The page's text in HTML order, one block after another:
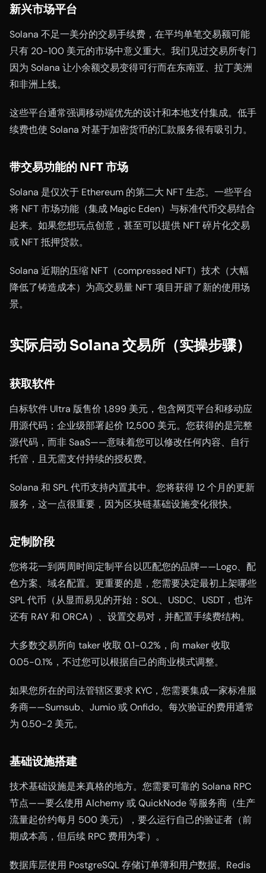
新兴市场平台
Solana 不足一美分的交易手续费，在平均单笔交易额可能
只有 20-100 美元的市场中意义重大。我们见过交易所专门
因为 Solana 让小余额交易变得可行而在东南亚、拉丁美洲
和非洲上线。
这些平台通常强调移动端优先的设计和本地支付集成。低手
续费也使 Solana 对基于加密货币的汇款服务很有吸引力。
带交易功能的 NFT 市场
Solana 是仅次于 Ethereum 的第二大 NFT 生态。一些平台
将 NFT 市场功能（集成 Magic Eden）与标准代币交易结合
起来。如果您想玩点创意，甚至可以提供 NFT 碎片化交易
或 NFT 抵押贷款。
Solana 近期的压缩 NFT（compressed NFT）技术（大幅
降低了铸造成本）为高交易量 NFT 项目开辟了新的使用场
景。
实际启动 Solana 交易所（实操步骤）
获取软件
白标软件 Ultra 版售价 1,899 美元，包含网页平台和移动应
用源代码；企业级部署起价 12,500 美元。您获得的是完整
源代码，而非 SaaS——意味着您可以修改任何内容、自行
托管，且无需支付持续的授权费。
Solana 和 SPL 代币支持内置其中。您将获得 12 个月的更新
服务，这一点很重要，因为区块链基础设施变化很快。
定制阶段
您将花一到两周时间定制平台以匹配您的品牌——Logo、配
色方案、域名配置。更重要的是，您需要决定最初上架哪些
SPL 代币（从显而易见的开始：SOL、USDC、USDT，也许
还有 RAY 和 ORCA）、设置交易对，并配置手续费结构。
大多数交易所向 taker 收取 0.1-0.2%，向 maker 收取
0.05-0.1%，不过您可以根据自己的商业模式调整。
如果您所在的司法管辖区要求 KYC，您需要集成一家标准服
务商——Sumsub、Jumio 或 Onfido。每次验证的费用通常
为 0.50-2 美元。
基础设施搭建
技术基础设施是来真格的地方。您需要可靠的 Solana RPC
节点——要么使用 Alchemy 或 QuickNode 等服务商（生产
流量起价约每月 500 美元），要么运行自己的验证者（前
期成本高，但后续 RPC 费用为零）。
数据库层使用 PostgreSQL 存储订单簿和用户数据。Redis